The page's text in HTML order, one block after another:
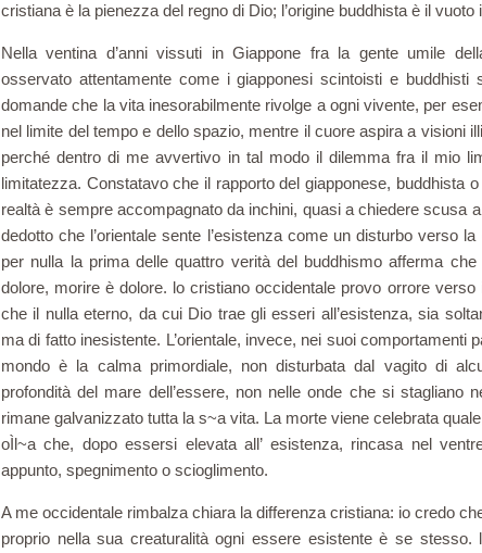
cristiana è la pienezza del regno di Dio; l’origine buddhista è il
Nella ventina d’anni vissuti in Giappone fra la gente umile
osservato attentamente come i giapponesi scintoisti e buddhisti
domande che la vita inesorabilmente rivolge a ogni vivente, per
nel limite del tempo e dello spazio, mentre il cuore aspira a visioni
perché dentro di me avverti­vo in tal modo il dilemma fra il mio
limitatezza. Constatavo che il rapporto del giapponese, buddhista
realtà è sempre accompagnato da inchi­ni, quasi a chiedere scusa
dedotto che l’orientale sente l’esistenza come un disturbo verso
per nulla la prima delle quattro verità del buddhismo afferma
dolore, morire è dolore. lo cristiano occidentale provo orrore
che il nulla eterno, da cui Dio trae gli esseri all’esistenza, sia
ma di fatto inesistente. L’orientale, invece, nei suoi comportamenti
mon­do è la calma primordiale, non disturbata dal vagito di
profondità del mare dell’essere, non nelle onde che si stagliano
rimane galvanizzato tutta la s~a vita. La morte viene celebrata
oÌl~a che, dopo essersi elevata all’ esistenza, rincasa nel
appunto, spegnimento o scioglimento.
A me occidentale rimbalza chiara la differenza cristiana: io credo
proprio nella sua creaturalità ogni essere esistente è se stesso.